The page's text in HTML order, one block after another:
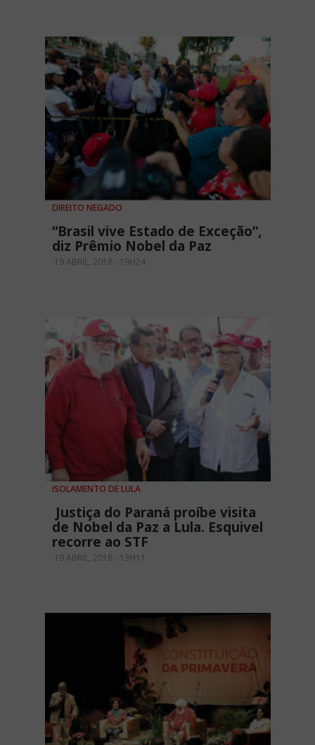
DIREITO NEGADO
“Brasil vive Estado de Exceção”,
diz Prêmio Nobel da Paz
19 ABRIL, 2018 - 19H24
ISOLAMENTO DE LULA
Justiça do Paraná proíbe visita
de Nobel da Paz a Lula. Esquivel
recorre ao STF
19 ABRIL, 2018 - 13H11